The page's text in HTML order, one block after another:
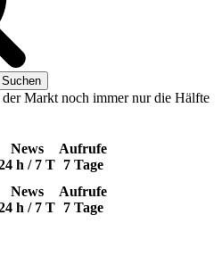
Markt noch immer nur die Hälfte
News
h / 7 T
Aufrufe
7 Tage
News
h / 7 T
Aufrufe
7 Tage